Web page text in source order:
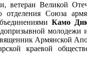
ветеран Великой
Союза
Камо
молодежи
Армянской
краевой